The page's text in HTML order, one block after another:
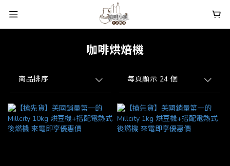
咖啡烘焙機
商品排序 每頁顯示 24 個